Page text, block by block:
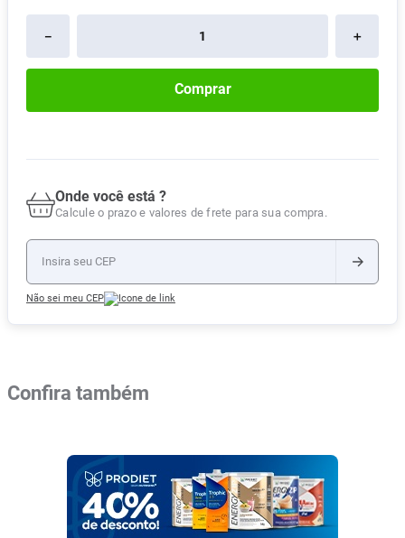
＋
－
Comprar
Onde você está ?
Calcule o prazo e valores de frete para sua compra.
Não sei meu CEP
Confira também